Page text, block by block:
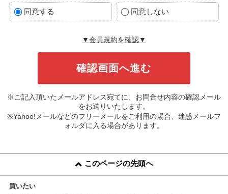
同意する 同意しない
▼会員規約を確認▼
※ご記入頂いたメールアドレス宛てに、お問合せ内容の確認メール
をお送りいたします。
※Yahoo!メールなどのフリーメールをご利用の場合、迷惑メールフ
ォルダに入る場合があります。
このページの先頭へ
買いたい